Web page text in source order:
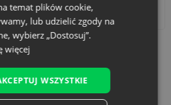
Zestawy
temat plików cookie,
lub udzielić zgody na
wybierz „Dostosuj”.
więcej
WSZYSTKIE